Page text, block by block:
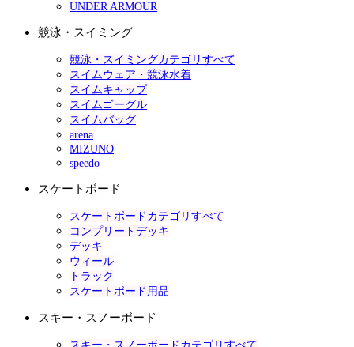
UNDER ARMOUR
競泳・スイミング
競泳・スイミングカテゴリすべて
スイムウェア・競泳水着
スイムキャップ
スイムゴーグル
スイムバッグ
arena
MIZUNO
speedo
スケートボード
スケートボードカテゴリすべて
コンプリートデッキ
デッキ
ウィール
トラック
スケートボード用品
スキー・スノーボード